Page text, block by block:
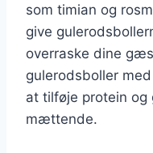
som timian og
give
overraske dine
gulerodsboller
at tilføje protein og
mættende.